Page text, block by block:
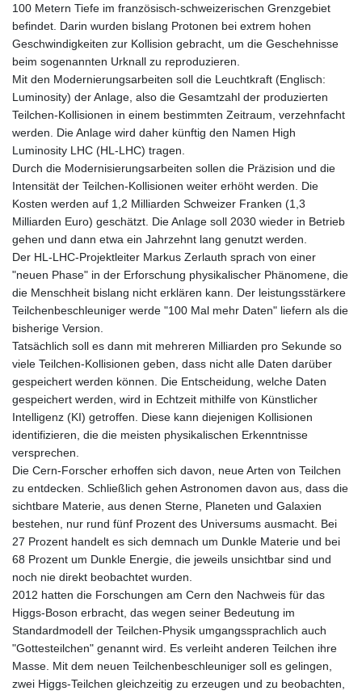
100 Metern Tiefe im französisch-schweizerischen Grenzgebiet
befindet. Darin wurden bislang Protonen bei extrem hohen
Geschwindigkeiten zur Kollision gebracht, um die Geschehnisse
beim sogenannten Urknall zu reproduzieren.
Mit den Modernierungsarbeiten soll die Leuchtkraft (Englisch:
Luminosity) der Anlage, also die Gesamtzahl der produzierten
Teilchen-Kollisionen in einem bestimmten Zeitraum, verzehnfacht
werden. Die Anlage wird daher künftig den Namen High
Luminosity LHC (HL-LHC) tragen.
Durch die Modernisierungsarbeiten sollen die Präzision und die
Intensität der Teilchen-Kollisionen weiter erhöht werden. Die
Kosten werden auf 1,2 Milliarden Schweizer Franken (1,3
Milliarden Euro) geschätzt. Die Anlage soll 2030 wieder in Betrieb
gehen und dann etwa ein Jahrzehnt lang genutzt werden.
Der HL-LHC-Projektleiter Markus Zerlauth sprach von einer
"neuen Phase" in der Erforschung physikalischer Phänomene, die
die Menschheit bislang nicht erklären kann. Der leistungsstärkere
Teilchenbeschleuniger werde "100 Mal mehr Daten" liefern als die
bisherige Version.
Tatsächlich soll es dann mit mehreren Milliarden pro Sekunde so
viele Teilchen-Kollisionen geben, dass nicht alle Daten darüber
gespeichert werden können. Die Entscheidung, welche Daten
gespeichert werden, wird in Echtzeit mithilfe von Künstlicher
Intelligenz (KI) getroffen. Diese kann diejenigen Kollisionen
identifizieren, die die meisten physikalischen Erkenntnisse
versprechen.
Die Cern-Forscher erhoffen sich davon, neue Arten von Teilchen
zu entdecken. Schließlich gehen Astronomen davon aus, dass die
sichtbare Materie, aus denen Sterne, Planeten und Galaxien
bestehen, nur rund fünf Prozent des Universums ausmacht. Bei
27 Prozent handelt es sich demnach um Dunkle Materie und bei
68 Prozent um Dunkle Energie, die jeweils unsichtbar sind und
noch nie direkt beobachtet wurden.
2012 hatten die Forschungen am Cern den Nachweis für das
Higgs-Boson erbracht, das wegen seiner Bedeutung im
Standardmodell der Teilchen-Physik umgangssprachlich auch
"Gottesteilchen" genannt wird. Es verleiht anderen Teilchen ihre
Masse. Mit dem neuen Teilchenbeschleuniger soll es gelingen,
zwei Higgs-Teilchen gleichzeitig zu erzeugen und zu beobachten,